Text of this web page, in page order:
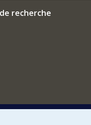
recherche